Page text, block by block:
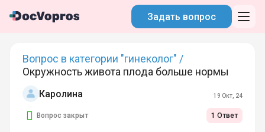
Задать вопрос
Вопрос в категории "гинеколог" /
Окружность живота плода больше нормы
Каролина 19 Окт, 24
Вопрос закрыт 1 Ответ